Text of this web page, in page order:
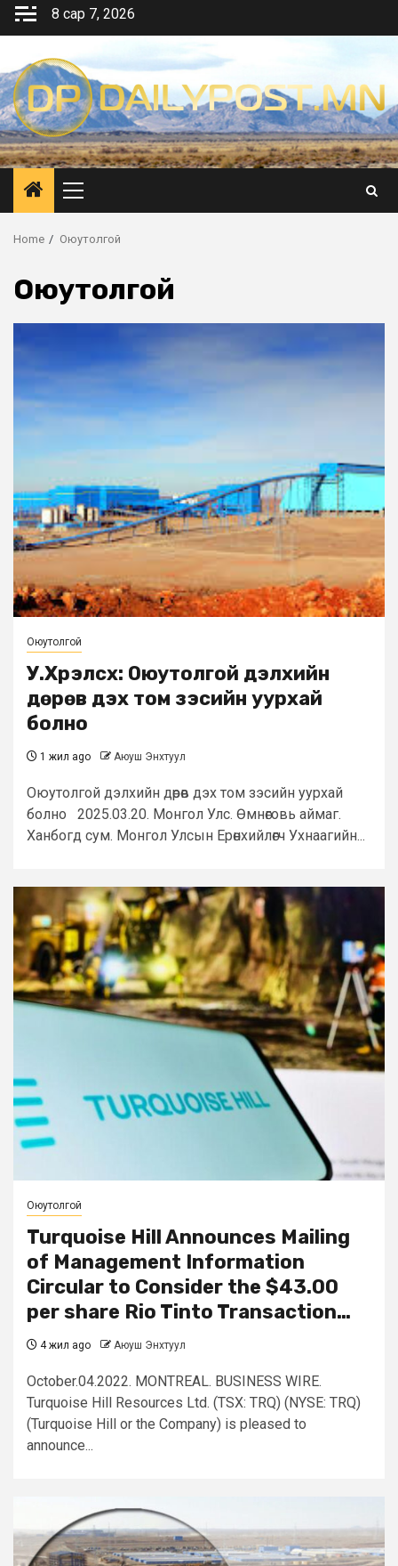
Skip
8 сар 7, 2026
Primary
Menu
Home Оюутолгой
Оюутолгой
Оюутолгой
У.Хүрэлсүх: Оюутолгой дэлхийн
дөрөв дэх том зэсийн уурхай
болно
1 жил ago Аюуш Энхтуул
Оюутолгой дэлхийн дөрөв дэх том зэсийн уурхай
болно 2025.03.20. Монгол Улс. Өмнөговь аймаг.
Ханбогд сум. Монгол Улсын Ерөнхийлөгч Ухнаагийн...
Оюутолгой
Turquoise Hill Announces Mailing
of Management Information
Circular to Consider the $43.00
per share Rio Tinto Transaction…
4 жил ago Аюуш Энхтуул
October.04.2022. MONTREAL. BUSINESS WIRE.
Turquoise Hill Resources Ltd. (TSX: TRQ) (NYSE: TRQ)
(Turquoise Hill or the Company) is pleased to
announce...